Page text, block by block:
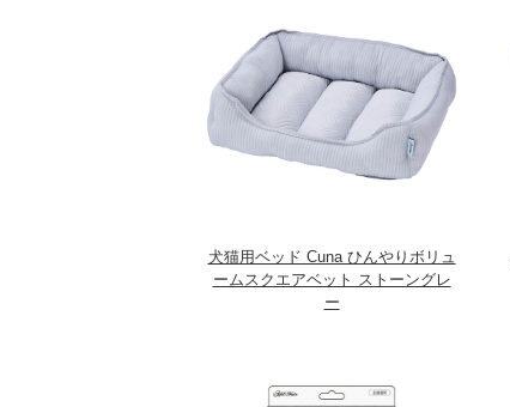
犬猫用ベッド Cuna ひんやりボリュ
ームスクエアベット ストーングレ
ー